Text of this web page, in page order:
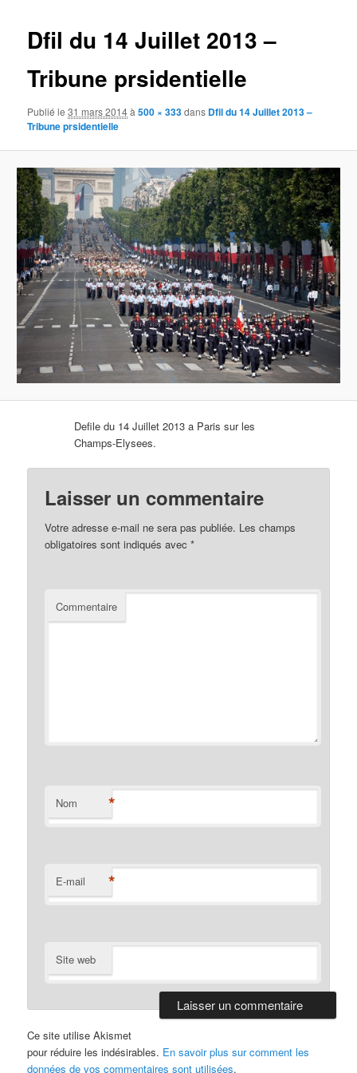
Dfil du 14 Juillet 2013 –
Tribune prsidentielle
Publié le31 mars 2014à500 × 333dans Dfil du 14 Juillet 2013 –
Tribune prsidentielle
Defile du 14 Juillet 2013 a Paris sur les
Champs-Elysees.
Laisser un commentaire
Votre adresse e-mail ne sera pas publiée. Les champs
obligatoires sont indiqués avec*
Commentaire
Nom *
E-mail *
Site web
Ce site utilise Akismet
pour réduire les indésirables. En savoir plus sur comment les
données de vos commentaires sont utilisées.